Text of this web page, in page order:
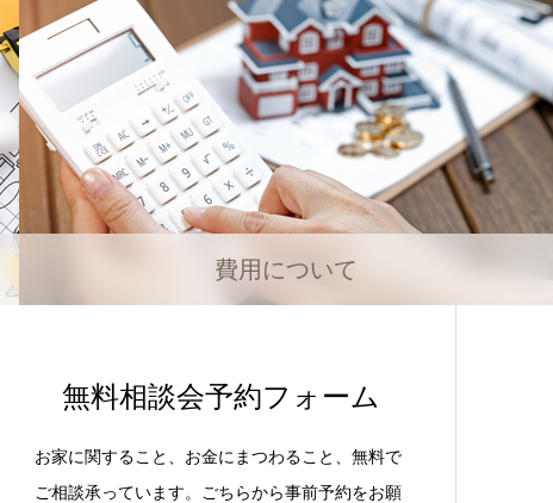
費用について
無料相談会予約フォーム
お家に関すること、お金にまつわること、無料で
ご相談承っています。ごちらから事前予約をお願